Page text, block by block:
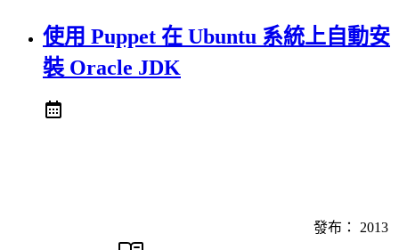
使用 Puppet 在 Ubuntu 系統上自動安
裝 Oracle JDK
發布： 2013